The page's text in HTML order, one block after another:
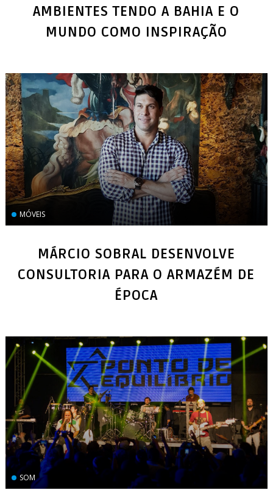
AMBIENTES TENDO A BAHIA E O
MÓVEIS
MÁRCIO SOBRAL DESENVOLVE
CONSULTORIA PARA O ARMAZÉM DE
SOM